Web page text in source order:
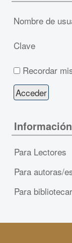
Nombre de
Clave
Recordar
Información
Para Lectores
Para autoras/
Para